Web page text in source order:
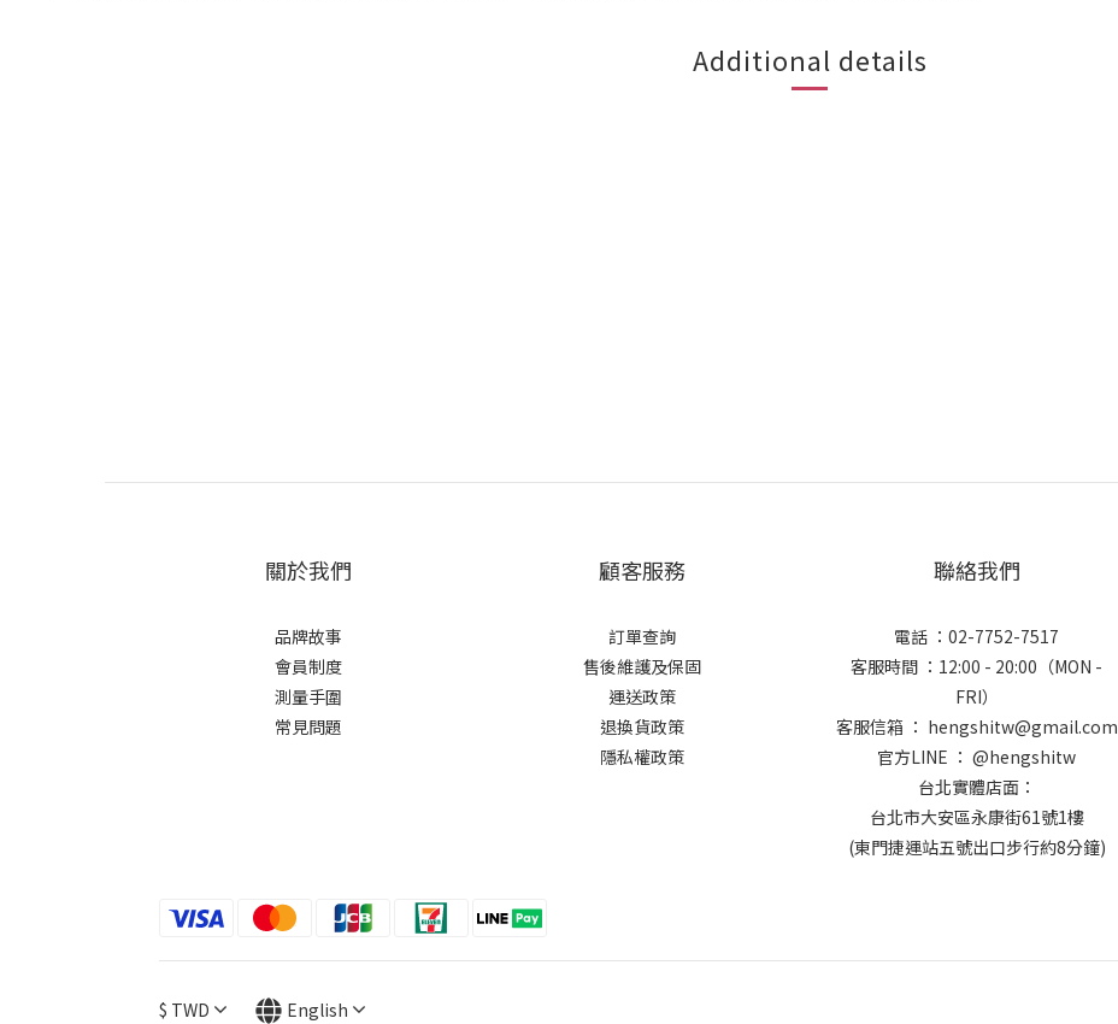
Additional details
關於我們
品牌故事
會員制度
測量手圍
常見問題
顧客服務
訂單查詢
售後維護及保固
運送政策
退換貨政策
隱私權政策
聯絡我們
電話 ：02-7752-7517
客服時間 ：12:00 - 20:00（MON -
FRI）
客服信箱 ： hengshitw@gmail.com
官方LINE ： @hengshitw
台北實體店面：
台北市大安區永康街61號1樓
(東門捷運站五號出口步行約8分鐘)
$ TWD English